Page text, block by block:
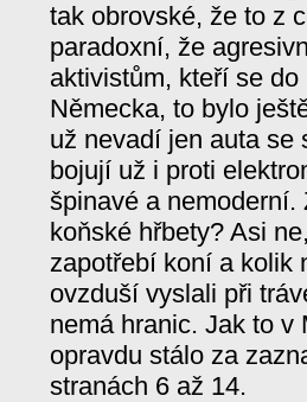
tak obrovské, že to z
paradoxní, že
aktivistům, kteří se
Německa, to bylo
už nevadí jen auta se
bojují už i proti
špinavé a nemoderní.
koňské hřbety? Asi
zapotřebí koní a kolik
ovzduší vyslali při
nemá hranic. Jak to v
opravdu stálo za
stranách 6 až 14.